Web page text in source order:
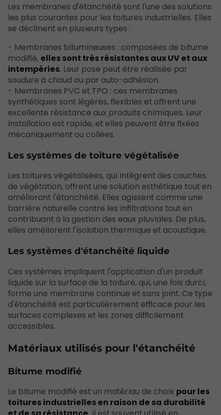
Les membranes d'étanchéité sont l'une des solutions
les plus courantes pour les toitures industrielles. Elles
se déclinent en plusieurs types :
- Membranes bitumineuses : composées de bitume
modifié, elles sont très résistantes aux UV et aux
intempéries. Leur pose peut être réalisée par
soudure à chaud ou par auto-adhésion.
- Membranes PVC et TPO : ces membranes
synthétiques sont légères, flexibles et offrent une
excellente résistance aux produits chimiques. Leur
installation est rapide, et elles peuvent être fixées
mécaniquement ou collées.
Les systèmes de toiture végétalisée
Les toitures végétalisées, qui intègrent des couches
de végétation, offrent une solution esthétique tout en
améliorant l'étanchéité. Elles agissent comme une
barrière naturelle contre les infiltrations tout en
contribuant à la gestion des eaux pluviales. De plus,
elles améliorent l'isolation thermique et acoustique.
Les systèmes d'étanchéité liquide
Ces systèmes impliquent l'application d'un produit
liquide sur la surface de la toiture, qui, une fois durci,
forme une membrane continue et sans joint. Ce type
d'étanchéité est particulièrement efficace pour les
surfaces complexes et les zones difficilement
accessibles.
Matériaux utilisés pour l'étanchéité
Bitume modifié
Le bitume modifié est un matériau de choix pour les
toitures industrielles en raison de sa durabilité